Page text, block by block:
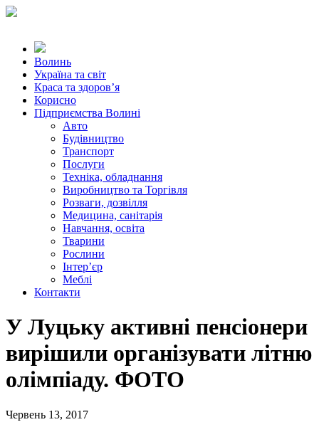
Волинь
Україна та світ
Краса та здоров’я
Корисно
Підприємства Волині
Авто
Будівництво
Транспорт
Послуги
Техніка, обладнання
Виробництво та Торгівля
Розваги, дозвілля
Медицина, санітарія
Навчання, освіта
Тварини
Рослини
Інтер’єр
Меблі
Контакти
У Луцьку активні пенсіонери
вирішили організувати літню
олімпіаду. ФОТО
Червень 13, 2017